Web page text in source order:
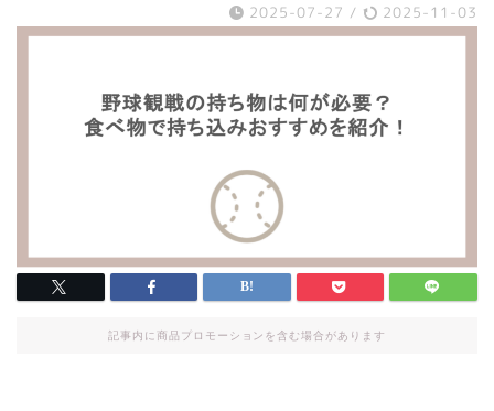
2025-07-27 / 2025-11-03
記事内に商品プロモーションを含む場合があります